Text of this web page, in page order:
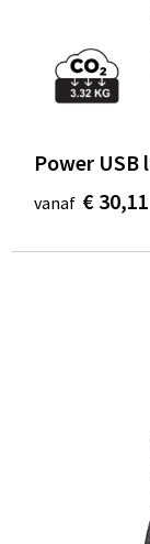
Power USB
vanaf € 30,11